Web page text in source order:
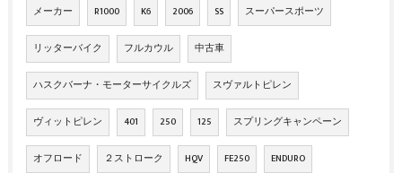
メーカー R1000 K6 2006 SS スーパースポーツ
リッターバイク フルカウル 中古車
ハスクバーナ・モーターサイクルズ スヴァルトピレン
ヴィットピレン 401 250 125 スプリングキャンペーン
オフロード ２ストローク HQV FE250 ENDURO